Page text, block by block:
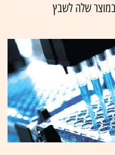
שלה לשבץ